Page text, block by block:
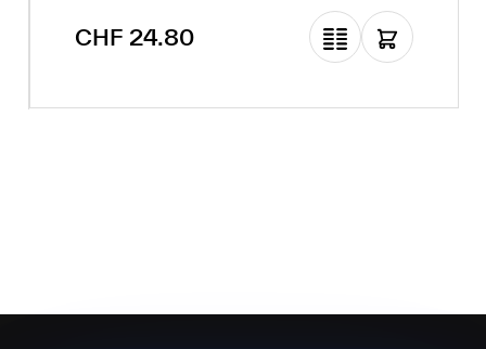
Regulärer Preis:
CHF 24.80